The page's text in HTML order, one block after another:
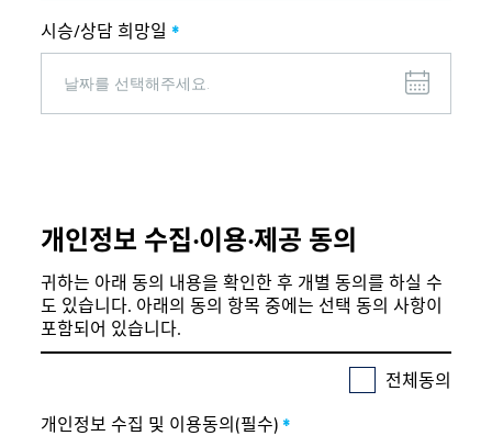
시승/상담 희망일 *
개인정보 수집∙이용∙제공 동의
귀하는 아래 동의 내용을 확인한 후 개별 동의를 하실 수
도 있습니다. 아래의 동의 항목 중에는 선택 동의 사항이
포함되어 있습니다.
전체동의
개인정보 수집 및 이용동의(필수) *